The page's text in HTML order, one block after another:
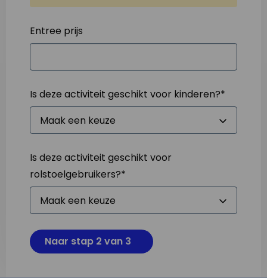
Entree prijs
Is deze activiteit geschikt voor kinderen?*
Is deze activiteit geschikt voor
rolstoelgebruikers?*